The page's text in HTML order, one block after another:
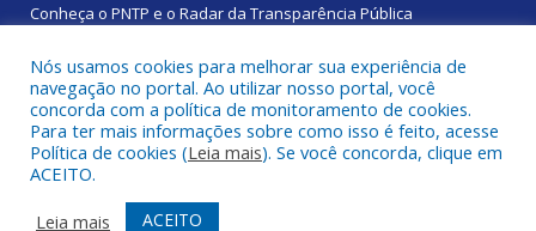
Conheça o PNTP e o Radar da Transparência Pública
Todos os direitos reservados a Prefeitura Municipal de Santa
Izabel do Pará.
Mapa do Site
Acessar Área Administrativa
Nós usamos cookies para melhorar sua experiência de
navegação no portal. Ao utilizar nosso portal, você
concorda com a política de monitoramento de cookies.
Para ter mais informações sobre como isso é feito, acesse
Política de cookies (Leia mais). Se você concorda, clique em
ACEITO.
Leia mais
ACEITO